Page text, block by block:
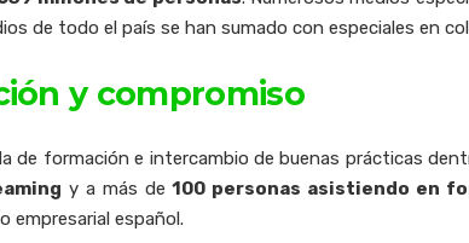
de todo el país se han sumado con especiales en
y compromiso
de formación e intercambio de buenas prácticas
y a más de 100 personas asistiendo en
empresarial español.